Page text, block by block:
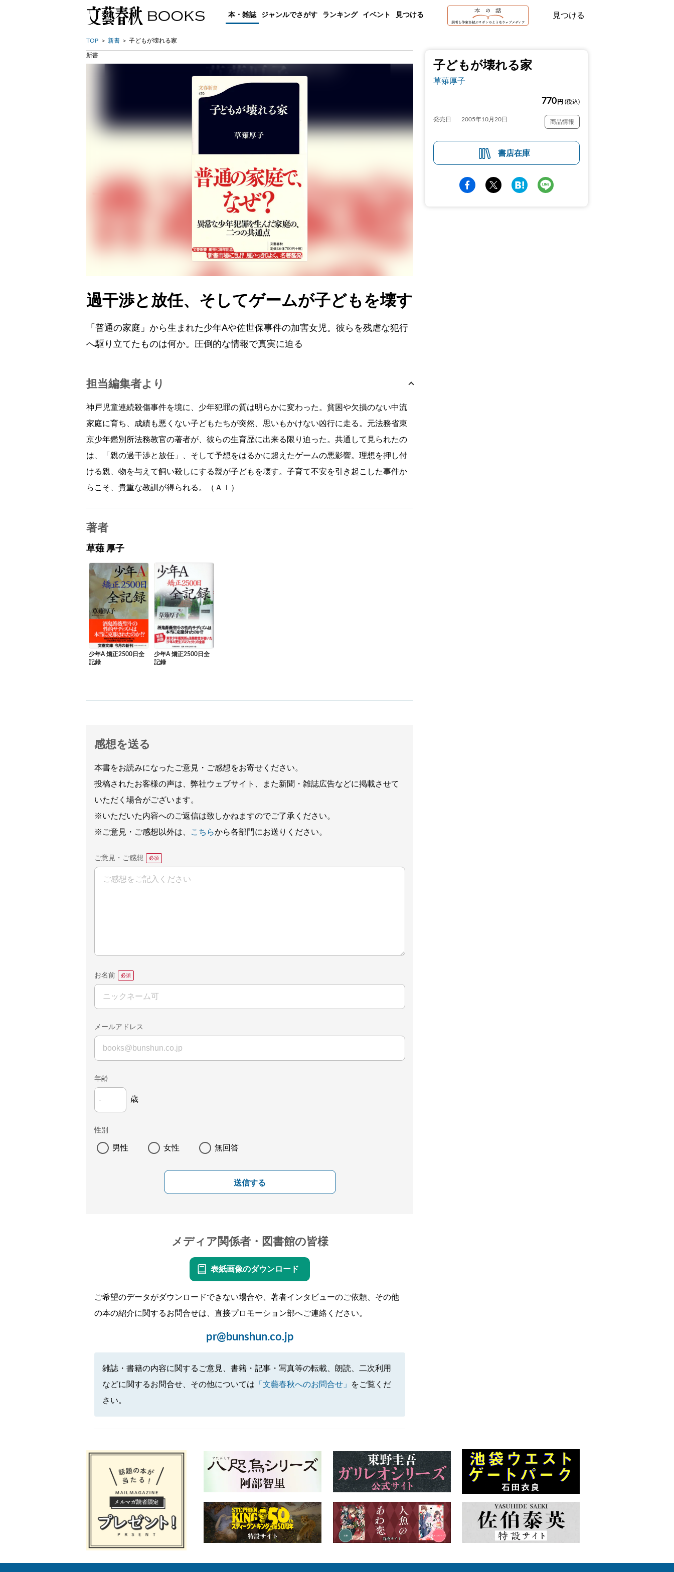
本・雑誌 ジャンルでさがす ランキング イベント 見つける 見つける
TOP 新書 子どもが壊れる家
子どもが壊れる家
草薙厚子
770 円 (税込)
発売日 2005年10月20日 商品情報
書店在庫
新書
過干渉と放任、そしてゲームが子どもを壊す
「普通の家庭」から生まれた少年Aや佐世保事件の加害女児。彼らを残虐な犯行
へ駆り立てたものは何か。圧倒的な情報で真実に迫る
担当編集者より
神戸児童連続殺傷事件を境に、少年犯罪の質は明らかに変わった。貧困や欠損のない中流
家庭に育ち、成績も悪くない子どもたちが突然、思いもかけない凶行に走る。元法務省東
京少年鑑別所法務教官の著者が、彼らの生育歴に出来る限り迫った。共通して見られたの
は、「親の過干渉と放任」、そして予想をはるかに超えたゲームの悪影響。理想を押し付
ける親、物を与えて飼い殺しにする親が子どもを壊す。子育て不安を引き起こした事件か
らこそ、貴重な教訓が得られる。（ＡＩ）
著者
草薙 厚子
少年A 矯正2500日全
記録
少年A 矯正2500日全
記録
感想を送る
本書をお読みになったご意見・ご感想をお寄せください。
投稿されたお客様の声は、弊社ウェブサイト、また新聞・雑誌広告などに掲載させて
いただく場合がございます。
※いただいた内容へのご返信は致しかねますのでご了承ください。
※ご意見・ご感想以外は、
こちらから各部門にお送りください。
ご意見・ご感想
お名前
メールアドレス
年齢
歳
性別
男性 女性 無回答
送信する
メディア関係者・図書館の皆様
表紙画像のダウンロード
ご希望のデータがダウンロードできない場合や、著者インタビューのご依頼、その他
の本の紹介に関するお問合せは、直接プロモーション部へご連絡ください。
pr@bunshun.co.jp
雑誌・書籍の内容に関するご意見、書籍・記事・写真等の転載、朗読、二次利用
などに関するお問合せ、その他については 「文藝春秋へのお問合せ」
をご覧くだ
さい。